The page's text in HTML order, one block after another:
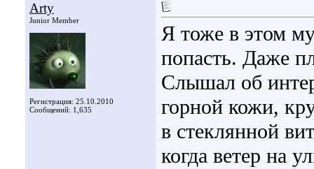
Arty
Junior Member
Регистрация: 25.10.2010
Сообщений: 1,635
Я тоже в этом
попасть. Даже
Слышал об
горной кожи,
в стеклянной
когда ветер на